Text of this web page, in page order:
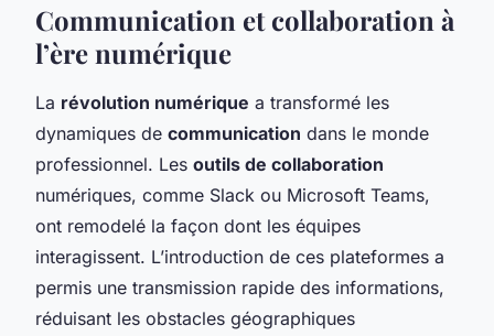
Communication et collaboration à
l’ère numérique
La révolution numérique a transformé les
dynamiques de communication dans le monde
professionnel. Les outils de collaboration
numériques, comme Slack ou Microsoft Teams,
ont remodelé la façon dont les équipes
interagissent. L’introduction de ces plateformes a
permis une transmission rapide des informations,
réduisant les obstacles géographiques